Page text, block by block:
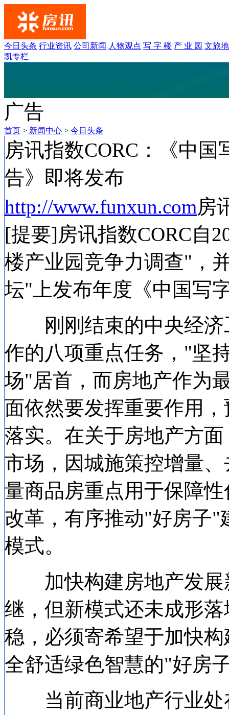
今日头条 行业资讯 公司新闻 人物观点 写 字 楼 产 业 园 文旅
凯专栏
广告
首页 > 新闻中心 > 今日头条
房讯指数CORC：《中
告》即将发布
http://www.funxun.com房
[提要]房讯指数CORC自
楼产业园竞争力调查"，
坛"上发布年度《中国写
刚刚结束的中央经济
作的八项重点任务，"坚
场"居首，而房地产作为
面依然要发挥重要作用
落实。在关于房地产方
市场，因城施策控增量
量商品房重点用于保障
改革，有序推动"好房子"
模式。
加快构建房地产发展
继，但新模式还未成形
稳，必须寄希望于加快
全舒适绿色智慧的"好房
当前商业地产行业处